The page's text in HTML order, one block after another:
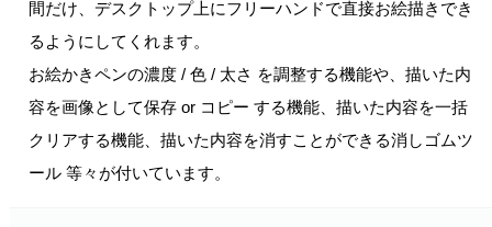
間だけ、デスクトップ上にフリーハンドで直接お絵描きでき
るようにしてくれます。
お絵かきペンの濃度 / 色 / 太さ を調整する機能や、描いた内
容を画像として保存 or コピー する機能、描いた内容を一括
クリアする機能、描いた内容を消すことができる消しゴムツ
ール 等々が付いています。